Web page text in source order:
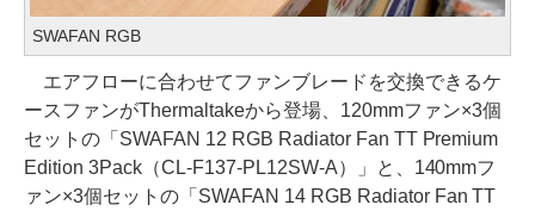
SWAFAN RGB
エアフローに合わせてファンブレードを交換できるケ
ースファンがThermaltakeから登場、120mmファン×3個
セットの「SWAFAN 12 RGB Radiator Fan TT Premium
Edition 3Pack（CL-F137-PL12SW-A）」と、140mmフ
ァン×3個セットの「SWAFAN 14 RGB Radiator Fan TT